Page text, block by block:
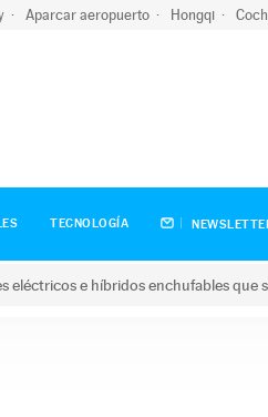
Aparcar aeropuerto Hongqi
TECNOLOGÍA
e híbridos enchufables que